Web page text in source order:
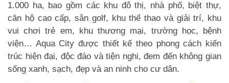
1.000 ha, bao gồm các khu đô thị, nhà phố, biệt thự,
căn hộ cao cấp, sân golf, khu thể thao và giải trí, khu
vui chơi trẻ em, khu thương mại, trường học, bệnh
viện… Aqua City được thiết kế theo phong cách kiến
trúc hiện đại, độc đáo và tiện nghi, đem đến không gian
sống xanh, sạch, đẹp và an ninh cho cư dân.